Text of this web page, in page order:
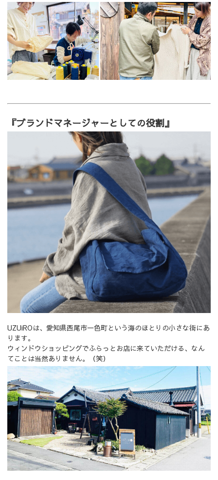
『ブランドマネージャーとしての役割』
UZUiROは、愛知県西尾市一色町という海のほとりの小さな街にあ
ります。
ウィンドウショッピングでふらっとお店に来ていただける、なん
てことは当然ありません。（笑）